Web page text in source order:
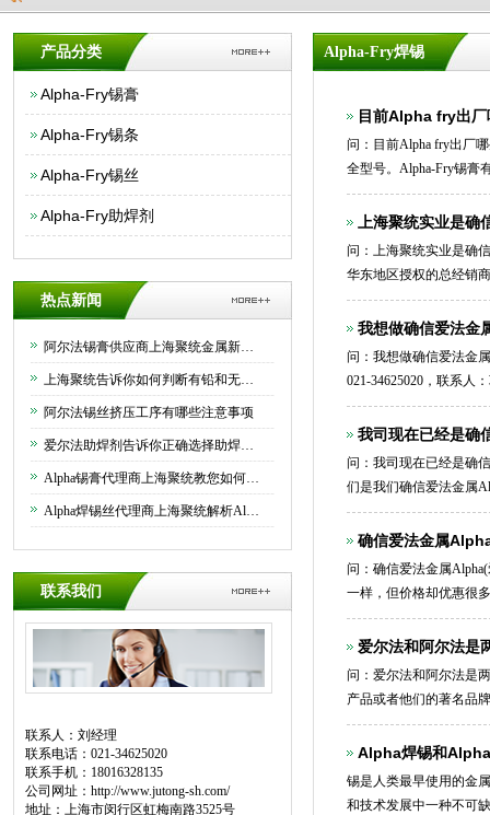
产品分类
Alpha-Fry锡膏
Alpha-Fry锡条
Alpha-Fry锡丝
Alpha-Fry助焊剂
热点新闻
阿尔法锡膏供应商上海聚统金属新材料有限公司为大家介绍下如何正确保存锡膏
上海聚统告诉你如何判断有铅和无铅锡条
阿尔法锡丝挤压工序有哪些注意事项
爱尔法助焊剂告诉你正确选择助焊剂的方法
Alpha锡膏代理商上海聚统教您如何正确使用Alpha锡膏
Alpha焊锡丝代理商上海聚统解析Alpha焊锡丝的优异功能
联系我们
联系人：刘经理
联系电话：021-34625020
联系手机：18016328135
公司网址： http://www.jutong-sh.com/
地址：上海市闵行区虹梅南路3525号
Alpha-Fry焊锡
目前Alpha fry出
问：目前Alpha fry出厂
全型号。Alpha-Fry锡膏
上海聚统实业是
问：上海聚统实业是确
华东地区授权的总经销
我想做确信爱法金
问：我想做确信爱法金
021-34625020，联系人
我司现在已经是确
买
问：我司现在已经是确
们是我们确信爱法金属
确信爱法金属
势？
问：确信爱法金属
一样，但价格却优惠很
爱尔法和阿尔法是
问：爱尔法和阿尔法是
产品或者他们的著名品
Alpha焊锡和
锡是人类最早使用的金
和技术发展中一种不可